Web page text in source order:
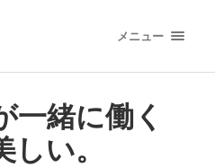
メニュー
一緒に働く
い。